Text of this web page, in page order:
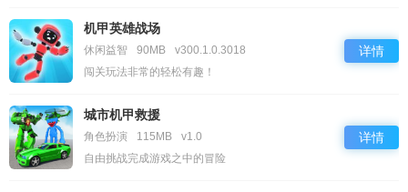
机甲英雄战场
休闲益智 90MB
v300.1.0.3018
闯关玩法非常的轻松有趣！
详情
城市机甲救援
角色扮演 115MB
v1.0
自由挑战完成游戏之中的冒险
详情